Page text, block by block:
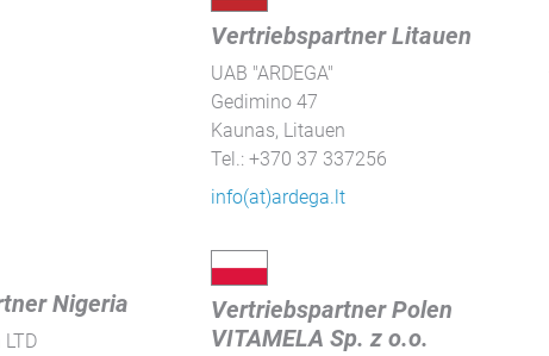
Vertriebspartner Litauen
UAB "ARDEGA"
Gedimino 47
Kaunas, Litauen
Tel.: +370 37 337256
info(at)ardega.lt
Nigeria
Vertriebspartner Polen
VITAMELA Sp. z o.o.
Informationen anonym.
Google